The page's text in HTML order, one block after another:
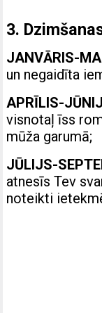
3.
JANVĀRIS-
un negaidīta
APRĪLIS-
visnotaļ īss
mūža garumā;
JŪLIJS-
atnesīs Tev
noteikti